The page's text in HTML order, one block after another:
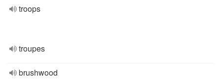
troops
troupes
brushwood